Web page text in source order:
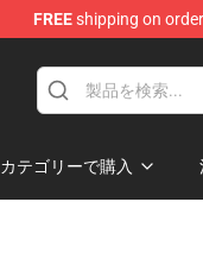
FREEshipping on
カテゴリーで購入